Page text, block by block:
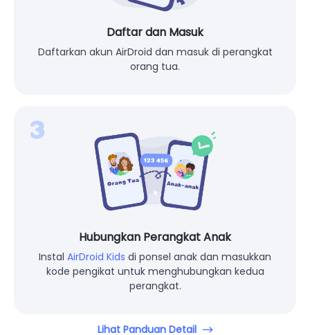
Daftar dan Masuk
Daftarkan akun AirDroid dan masuk di perangkat
orang tua.
Hubungkan Perangkat Anak
Instal AirDroid Kids di ponsel anak dan masukkan
kode pengikat untuk menghubungkan kedua
perangkat.
Lihat Panduan Detail